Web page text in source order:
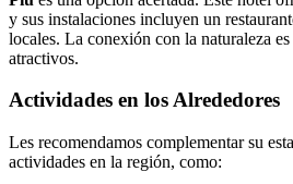
y sus instalaciones incluyen un
locales. La conexión con la naturaleza
atractivos.
Actividades en los Alrededores
Les recomendamos complementar su
actividades en la región, como: